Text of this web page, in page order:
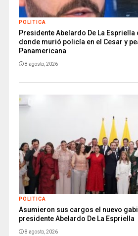
POLITICA
Presidente Abelardo De La
donde murió policía en el Cesar y
Panamericana
8 agosto, 2026
POLITICA
Asumieron sus cargos el nuevo
presidente Abelardo De La Espriella
8 agosto, 2026